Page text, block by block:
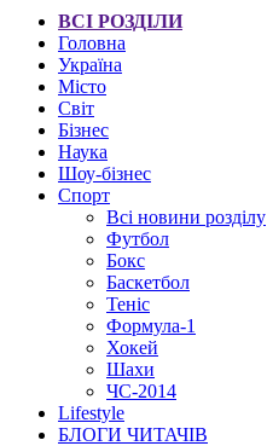
ВСІ РОЗДІЛИ
Головна
Україна
Місто
Світ
Бізнес
Наука
Шоу-бізнес
Спорт
Всі новини розділу
Футбол
Бокс
Баскетбол
Теніс
Формула-1
Хокей
Шахи
ЧС-2014
Lifestyle
БЛОГИ ЧИТАЧІВ